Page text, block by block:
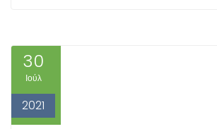
30
Ιούλ
2021